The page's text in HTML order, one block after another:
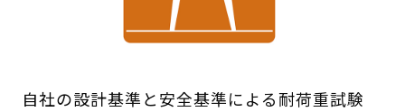
自社の設計基準と安全基準による耐荷重試験